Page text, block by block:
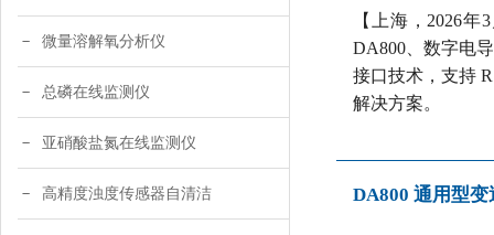
微量溶解氧分析仪
总磷在线监测仪
亚硝酸盐氮在线监测仪
高精度浊度传感器自清洁
【上海，2026
DA800、数字电
接口技术，支持
解决方案。
DA800 通用型